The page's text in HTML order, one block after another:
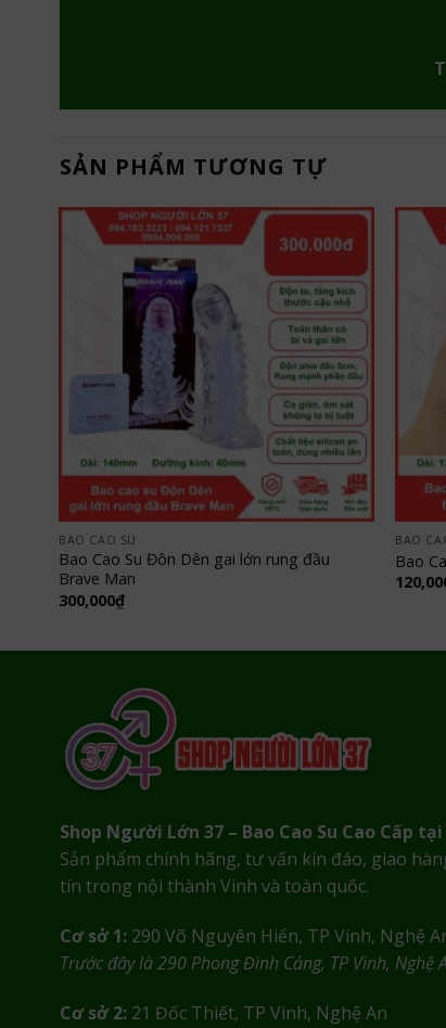
SẢN PHẨM TƯƠNG TỰ
BAO CAO SU
Bao Cao Su Đôn Dên gai lớn rung đầu
Brave Man
300,000₫
BAO
Bao
Shop Người Lớn 37 – Bao Cao Su Cao Cấp
Sản phẩm chính hãng, tư vấn kín đáo, giao
tín trong nội thành Vinh và toàn quốc.
Cơ sở 1:290 Võ Nguyên Hiến, TP Vinh, Nghệ
Trước đây là 290 Phong Đình Cảng, TP Vinh, Nghệ
Cơ sở 2:21 Đốc Thiết, TP Vinh, Nghệ An